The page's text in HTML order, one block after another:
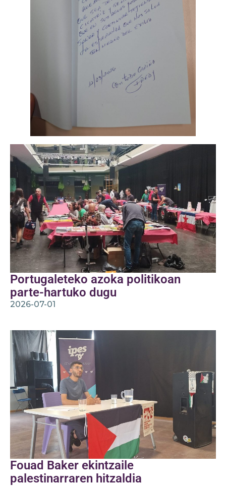
Portugaleteko azoka politikoan
parte-hartuko dugu
2026-07-01
Fouad Baker ekintzaile
palestinarraren hitzaldia